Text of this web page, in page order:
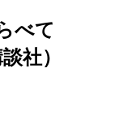
べて
社）